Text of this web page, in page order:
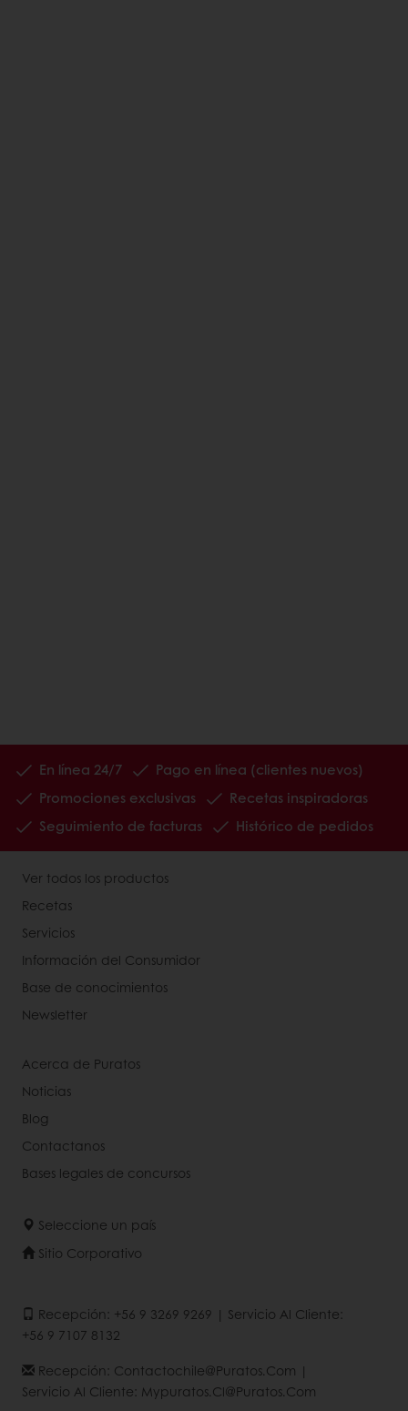
En línea 24/7
Pago en línea (clientes nuevos)
Promociones exclusivas
Recetas inspiradoras
Seguimiento de facturas
Histórico de pedidos
Ver todos los productos
Recetas
Servicios
Información del Consumidor
Base de conocimientos
Newsletter
Acerca de Puratos
Noticias
Blog
Contactanos
Bases legales de concursos
Seleccione un país
Sitio Corporativo
Recepción: +56 9 3269 9269 | Servicio Al Cliente:
+56 9 7107 8132
Recepción: Contactochile@puratos.com |
Servicio Al Cliente: Mypuratos.cl@puratos.com